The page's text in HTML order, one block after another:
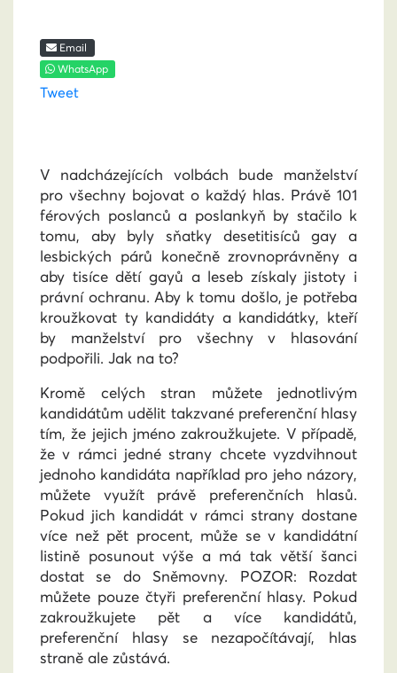
Email
WhatsApp
Tweet
V nadcházejících volbách bude manželství
pro všechny bojovat o každý hlas. Právě 101
férových poslanců a poslankyň by stačilo k
tomu, aby byly sňatky desetitisíců gay a
lesbických párů konečně zrovnoprávněny a
aby tisíce dětí gayů a leseb získaly jistoty i
právní ochranu. Aby k tomu došlo, je potřeba
kroužkovat ty kandidáty a kandidátky, kteří
by manželství pro všechny v hlasování
podpořili. Jak na to?
Kromě celých stran můžete jednotlivým
kandidátům udělit takzvané preferenční hlasy
tím, že jejich jméno zakroužkujete. V případě,
že v rámci jedné strany chcete vyzdvihnout
jednoho kandidáta například pro jeho názory,
můžete využít právě preferenčních hlasů.
Pokud jich kandidát v rámci strany dostane
více než pět procent, může se v kandidátní
listině posunout výše a má tak větší šanci
dostat se do Sněmovny. POZOR: Rozdat
můžete pouze čtyři preferenční hlasy. Pokud
zakroužkujete pět a více kandidátů,
preferenční hlasy se nezapočítávají, hlas
straně ale zůstává.